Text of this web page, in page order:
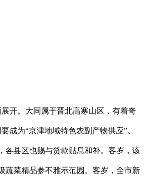
开。大同属于晋北高寒山区，有着奇
成为“京津地域特色农副产物供应”。
各县区也赐与贷款贴息和补。客岁，该
蔬菜精品参不雅示范园。客岁，全市新